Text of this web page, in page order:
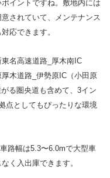
イントですね。敷地内には
されていて、メンテナンス
応できます。
名高速道路_厚木南IC
木道路_伊勢原IC（小田原
る圏央道も含めて、3イン
点としてもぴったりな環境
路幅は5.3〜6.0mで大型車
く入出庫できます。